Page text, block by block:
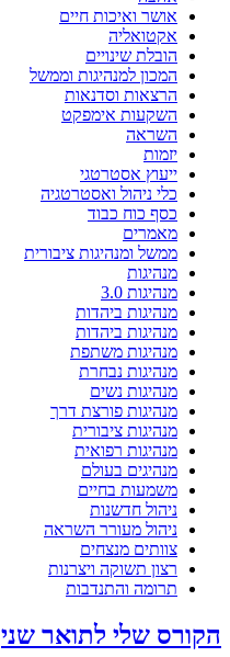
אושר ואיכות חיים
אקטואליה
הובלת שינויים
המכון למנהיגות וממשל
הרצאות וסדנאות
השקעות אימפקט
השראה
יזמות
ייעוץ אסטרטגי
כלי ניהול ואסטרטגיה
כסף כוח כבוד
מאמרים
ממשל ומנהיגות ציבורית
מנהיגות
מנהיגות 3.0
מנהיגות ביהדות
מנהיגות ביהדות
מנהיגות משתפת
מנהיגות נבחרת
מנהיגות נשים
מנהיגות פורצת דרך
מנהיגות ציבורית
מנהיגות רפואית
מנהיגים בעולם
משמעות בחיים
ניהול חדשנות
ניהול מעורר השראה
צוותים מנצחים
רצון תשוקה ויצרנות
תרומה והתנדבות
הקורס שלי לתואר שני